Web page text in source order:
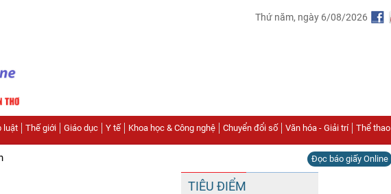
Thứ năm, ngày 6/08/2026
luật Thế giới Giáo dục Y tế Khoa học & Công nghệ Chuyển đổi số Văn hóa - Giải trí Thể thao
Đọc báo giấy Online
TIÊU ĐIỂM